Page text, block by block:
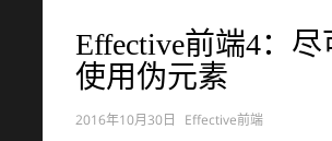
Effective前端4：尽
使用伪元素
2016年10月30日 Effective前端